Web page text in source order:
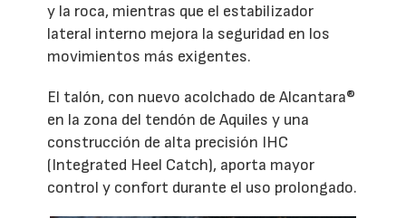
y la roca, mientras que el estabilizador
lateral interno mejora la seguridad en los
movimientos más exigentes.
El talón, con nuevo acolchado de Alcantara®
en la zona del tendón de Aquiles y una
construcción de alta precisión IHC
(Integrated Heel Catch), aporta mayor
control y confort durante el uso prolongado.